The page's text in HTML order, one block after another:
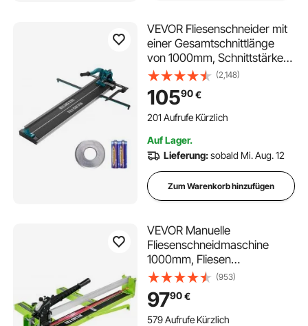
VEVOR Fliesenschneider mit
einer Gesamtschnittlänge
von 1000mm, Schnittstärke
4-15mm Mindest.
Schnittbreite 25mm
Fliesenschneidmaschine inkl.
Extra Schneidrad
Renovierungsprojekten
(2,148)
10590€
201 Aufrufe Kürzlich
Auf Lager.
Lieferung:sobald Mi. Aug. 12
Zum Warenkorb hinzufügen
VEVOR Manuelle
Fliesenschneidmaschine
1000mm, Fliesen
Schneidemaschine Min.
Schnittbreite 35mm,
Professioneller
Fließenschneider
(953)
9790€
579 Aufrufe Kürzlich